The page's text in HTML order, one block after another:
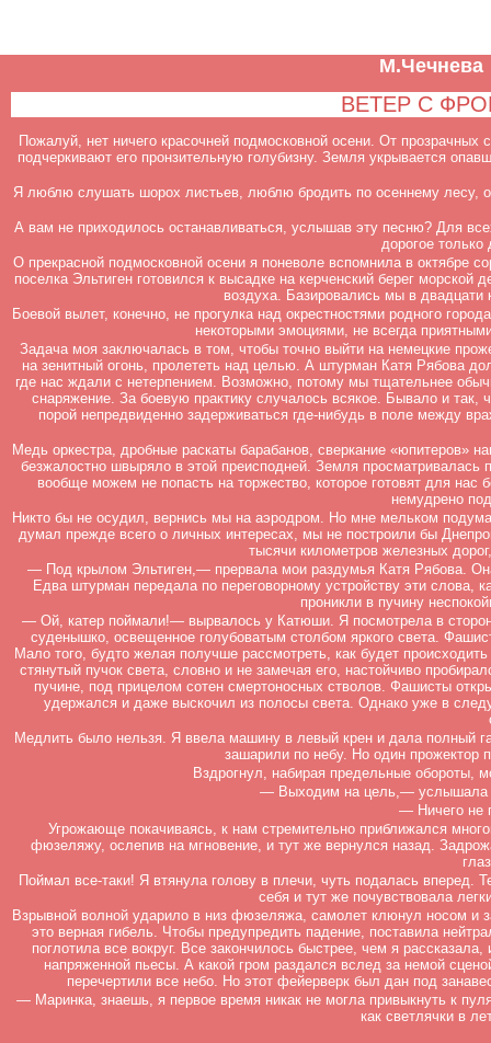
М.Чечнева
ВЕТЕР С
Пожалуй, нет ничего красочней подмосковной осени. От
подчеркивают его пронзительную голубизну. Земля укрывается
Я люблю слушать шорох листьев, люблю бродить по осеннему лесу,
А вам не приходилось останавливаться, услышав эту песню? Для
дорогое
О прекрасной подмосковной осени я поневоле вспомнила в октябре
поселка Эльтиген готовился к высадке на керченский берег
воздуха. Базировались мы в
Боевой вылет, конечно, не прогулка над окрестностями родного
некоторыми эмоциями, не всегда
Задача моя заключалась в том, чтобы точно выйти на немецкие
на зенитный огонь, пролететь над целью. А штурман Катя Рябова
где нас ждали с нетерпением. Возможно, потому мы тщательнее
снаряжение. За боевую практику случалось всякое. Бывало и
порой непредвиденно задерживаться где-нибудь в поле между
Медь оркестра, дробные раскаты барабанов, сверкание «юпитеров»
безжалостно швыряло в этой преисподней. Земля
вообще можем не попасть на торжество, которое готовят для
немудрено
Никто бы не осудил, вернись мы на аэродром. Но мне мельком
думал прежде всего о личных интересах, мы не построили бы
тысячи километров железных
— Под крылом Эльтиген,— прервала мои раздумья Катя Рябова.
Едва штурман передала по переговорному устройству эти
проникли в пучину
— Ой, катер поймали!— вырвалось у Катюши. Я посмотрела в
суденышко, освещенное голубоватым столбом яркого света.
Мало того, будто желая получше рассмотреть, как будет
стянутый пучок света, словно и не замечая его, настойчиво
пучине, под прицелом сотен смертоносных стволов. Фашисты
удержался и даже выскочил из полосы света. Однако уже в
Медлить было нельзя. Я ввела машину в левый крен и дала полный
зашарили по небу. Но один прожектор
Вздрогнул, набирая предельные обороты,
— Выходим на цель,— услышала
— Ничего не
Угрожающе покачиваясь, к нам стремительно приближался
фюзеляжу, ослепив на мгновение, и тут же вернулся назад.
Поймал все-таки! Я втянула голову в плечи, чуть подалась вперед.
себя и тут же почувствовала
Взрывной волной ударило в низ фюзеляжа, самолет клюнул носом и
это верная гибель. Чтобы предупредить падение, поставила
поглотила все вокруг. Все закончилось быстрее, чем я
напряженной пьесы. А какой гром раздался вслед за немой
перечертили все небо. Но этот фейерверк был дан под
— Маринка, знаешь, я первое время никак не могла привыкнуть к
как светлячки в